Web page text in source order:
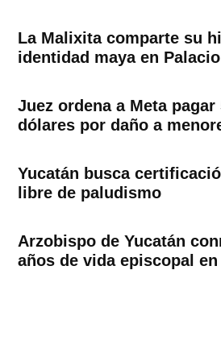
La Malixita comparte su
identidad maya en
Juez ordena a Meta
dólares por daño a
Yucatán busca
libre de paludismo
Arzobispo de Yucatán
años de vida episcopal en